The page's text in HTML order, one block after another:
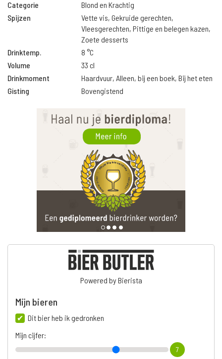
Categorie
Blond en Krachtig
Spijzen
Vette vis, Gekruide gerechten,
Vleesgerechten, Pittige en belegen kazen,
Zoete desserts
Drinktemp.
8 °C
Volume
33 cl
Drinkmoment
Haardvuur, Alleen, bij een boek, Bij het eten
Gisting
Bovengistend
Powered by Bierista
Mijn bieren
Dit bier heb ik gedronken
Mijn cijfer:
7